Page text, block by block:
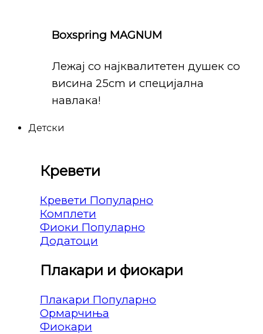
Boxspring MAGNUM
Лежај со најквалитетен душек со
висина 25cm и специјална
навлака!
Детски
Кревети
Кревети
Комплети
Фиоки
Додатоци
Плакари и фиокари
Плакари
Ормарчиња
Фиокари